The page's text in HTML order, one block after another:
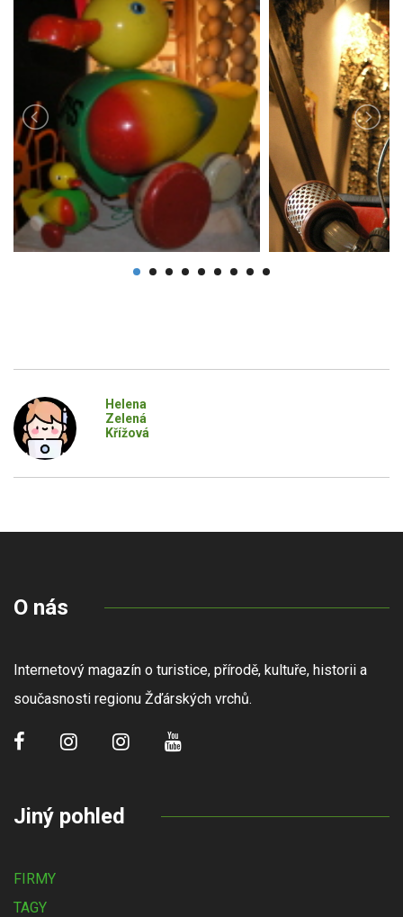
Helena
Zelená
Křížová
O nás
Internetový magazín o turistice, přírodě, kultuře, historii a
současnosti regionu Žďárských vrchů.
Jiný pohled
FIRMY
TAGY